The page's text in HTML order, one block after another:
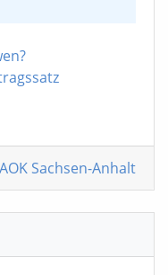
Sachsen-Anhalt